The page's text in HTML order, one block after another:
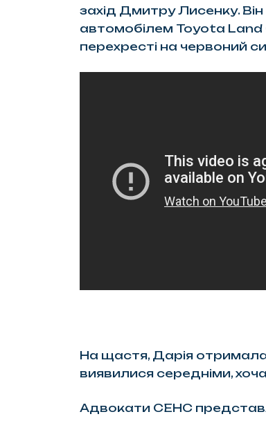
захід Дмитру Лисенку. Він
автомобілем Toyota Land
перехресті на червоний
На щастя, Дарія
виявилися середніми,
Адвокати СЕНС